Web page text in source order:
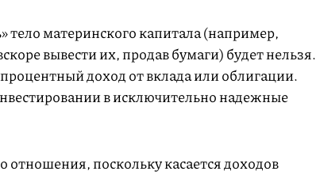
тело материнского капитала (например,
вывести их, продав бумаги) будет нельзя.
доход от вклада или облигации.
в исключительно надежные
отношения, поскольку касается доходов